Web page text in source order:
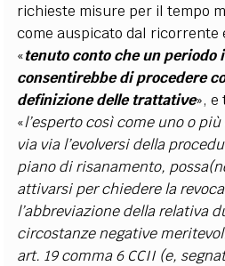
richieste misure per il tempo
come auspicato dal ricorrente
«tenuto conto che un periodo
consentirebbe di procedere
definizione delle trattative», e
«l’esperto così come uno o
via via l’evolversi della
piano di risanamento,
attivarsi per chiedere la
l’abbreviazione della relativa
circostanze negative
art. 19 comma 6 CCII (e,